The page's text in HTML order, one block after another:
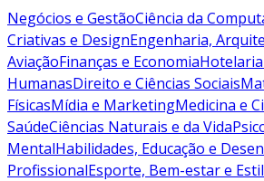
Negócios e GestãoCiência da
Criativas e DesignEngenharia,
AviaçãoFinanças e Economia
HumanasDireito e Ciências Sociais
FísicasMídia e MarketingMedicina e
SaúdeCiências Naturais e da Vida
MentalHabilidades, Educação e
ProfissionalEsporte, Bem-estar e